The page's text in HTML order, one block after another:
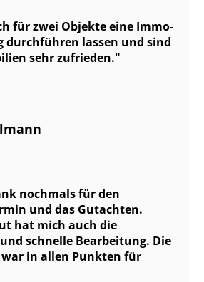
für zwei Objekte eine Im­mo­
durchführen lassen und sind
sehr zufrieden.
nochmals für den
und das Gutachten.
hat mich auch die
schnelle Bearbeitung. Die
in allen Punkten für